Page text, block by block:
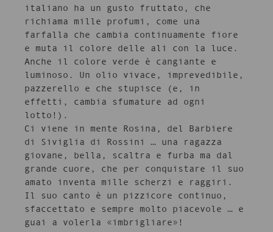
italiano ha un gusto fruttato, che
richiama mille profumi, come una
farfalla che cambia continuamente fiore
e muta il colore delle ali con la luce.
Anche il colore verde è cangiante e
luminoso. Un olio vivace, imprevedibile,
pazzerello e che stupisce (e, in
effetti, cambia sfumature ad ogni
lotto!).
Ci viene in mente Rosina, del Barbiere
di Siviglia di Rossini … una ragazza
giovane, bella, scaltra e furba ma dal
grande cuore, che per conquistare il suo
amato inventa mille scherzi e raggiri.
Il suo canto è un pizzicore continuo,
sfaccettato e sempre molto piacevole … e
guai a volerla «imbrigliare»!